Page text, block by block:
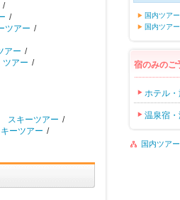
/
/
ツアー /
アー /
アー /
スキーツアー /
ーツアー /
国内ツア
国内ツア
宿のみのご
ホテル
温泉宿
国内ツア